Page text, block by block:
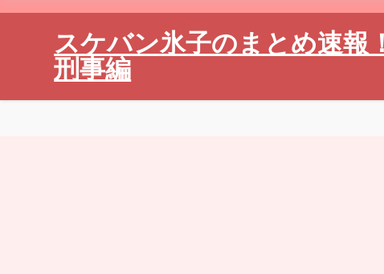
スケバン氷子のまとめ速報
刑事編